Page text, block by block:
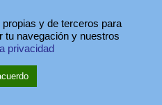
y de terceros para
tu navegación y nuestros
privacidad